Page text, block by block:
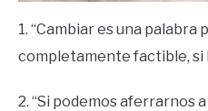
1. “Cambiar es una palabra
completamente factible, si
2. “Si podemos aferrarnos